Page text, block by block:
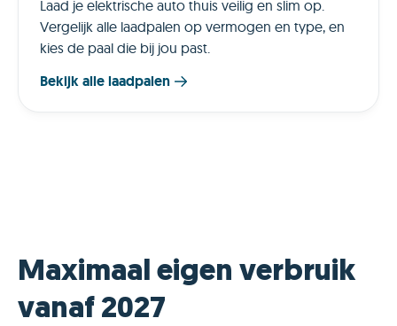
Laad je elektrische auto thuis veilig en slim op.
Vergelijk alle laadpalen op vermogen en type, en
kies de paal die bij jou past.
Bekijk alle laadpalen
Maximaal eigen verbruik
vanaf 2027